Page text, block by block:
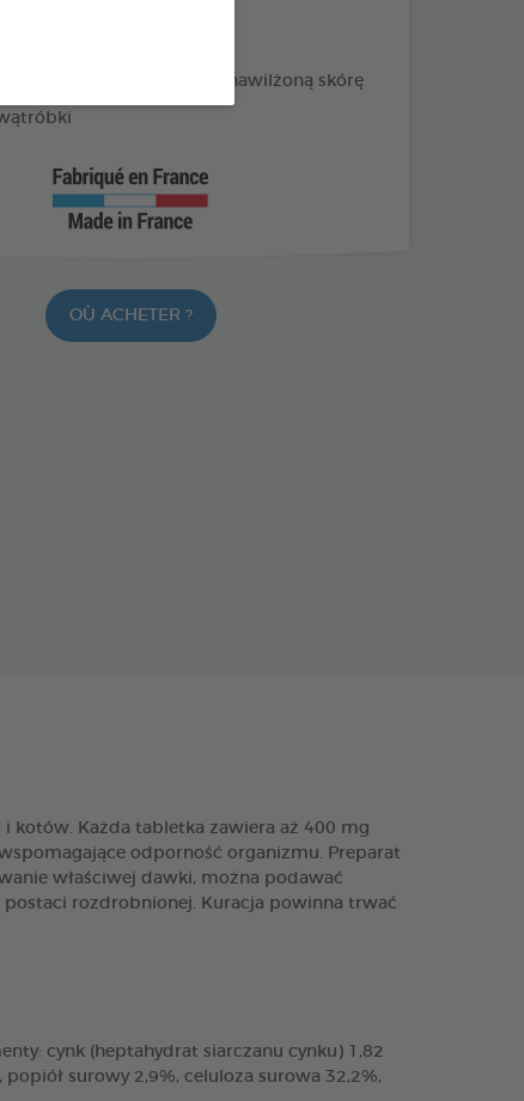
z grupy B oraz cynku
piękną sierść i odżywioną, nawilżoną skórę
OÙ ACHETER ?
i kotów. Każda tabletka zawiera aż 400 mg
odporność organizmu. Preparat
właściwej dawki, można podawać
rozdrobnionej. Kuracja powinna trwać
cynk (heptahydrat siarczanu cynku) 1,82
surowy 2,9%, celuloza surowa 32,2%,